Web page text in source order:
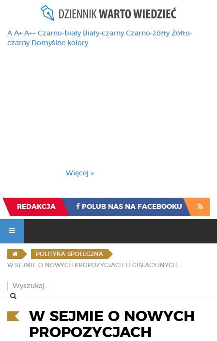
A A+ A++ Czarno-biały Biały-czarny Czarno-żółty Żółto-
czarny Domyślne kolory
Więcej »
REDAKCJA POLUB NAS NA FACEBOOKU
POLITYKA SPOŁECZNA
W SEJMIE O NOWYCH
PROPOZYCJACH